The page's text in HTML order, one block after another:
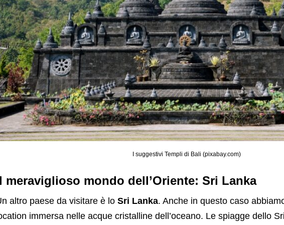
I suggestivi Templi di Bali (pixabay.com)
meraviglioso mondo dell’Oriente: Sri Lanka
altro paese da visitare è lo Sri Lanka. Anche in questo caso
immersa nelle acque cristalline dell’oceano. Le spiagge dello